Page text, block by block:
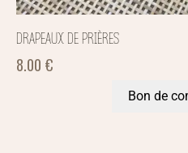
DRAPEAUX DE PRIÈRES
8.00 €
Bon de